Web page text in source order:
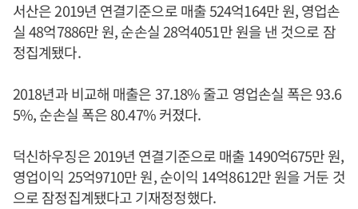
서산은 2019년 연결기준으로 매출 524억164만 원, 영업손
실 48억7886만 원, 순손실 28억4051만 원을 낸 것으로 잠
정집계됐다.
2018년과 비교해 매출은 37.18% 줄고 영업손실 폭은 93.6
5%, 순손실 폭은 80.47% 커졌다.
덕신하우징은 2019년 연결기준으로 매출 1490억675만 원,
영업이익 25억9710만 원, 순이익 14억8612만 원을 거둔 것
으로 잠정집계됐다고 기재정정했다.